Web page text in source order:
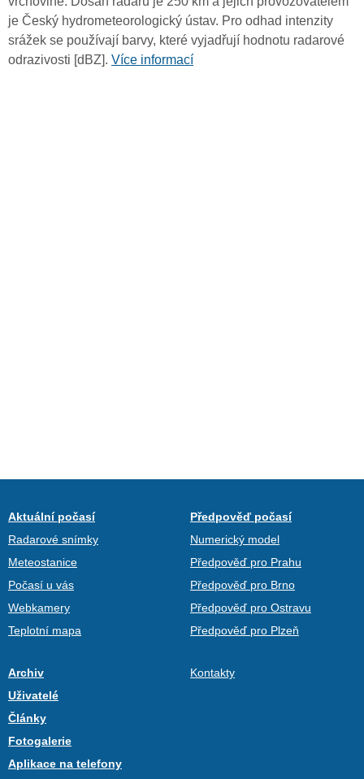
je Český hydrometeorologický ústav. Pro odhad intenzity
srážek se používají barvy, které vyjadřují hodnotu radarové
odrazivosti [dBZ]. Více informací
Aktuální počasí
Radarové snímky
Meteostanice
Počasí u vás
Webkamery
Teplotní mapa
Předpověď počasí
Numerický model
Předpověď pro Prahu
Předpověď pro Brno
Předpověď pro Ostravu
Předpověď pro Plzeň
Archiv
Uživatelé
Články
Fotogalerie
Aplikace na telefony
Kontakty